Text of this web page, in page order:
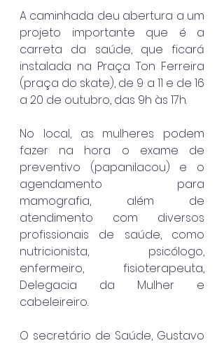
A caminhada deu abertura a um
projeto importante que é a
carreta da saúde, que ficará
instalada na Praça Ton Ferreira
(praça do skate), de 9 a 11 e de 16
a 20 de outubro, das 9h às 17h.
No local, as mulheres podem
fazer na hora o exame de
preventivo (papanilacou) e o
agendamento para
mamografia, além de
atendimento com diversos
profissionais de saúde, como
nutricionista, psicólogo,
enfermeiro, fisioterapeuta,
Delegacia da Mulher e
cabeleireiro.
O secretário de Saúde, Gustavo